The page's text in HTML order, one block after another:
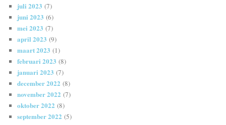
juli 2023 (7)
juni 2023 (6)
mei 2023 (7)
april 2023 (9)
maart 2023 (1)
februari 2023 (8)
januari 2023 (7)
december 2022 (8)
november 2022 (7)
oktober 2022 (8)
september 2022 (5)